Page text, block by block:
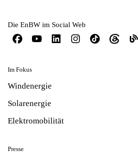
Die EnBW im Social Web
Im Fokus
Windenergie
Solarenergie
Elektromobilität
Presse